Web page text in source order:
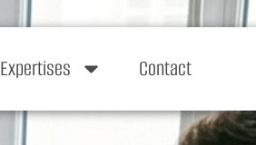
Expertises Contact